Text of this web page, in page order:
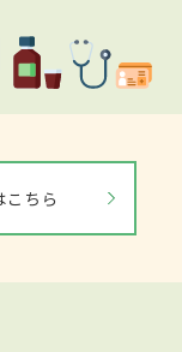
こちら